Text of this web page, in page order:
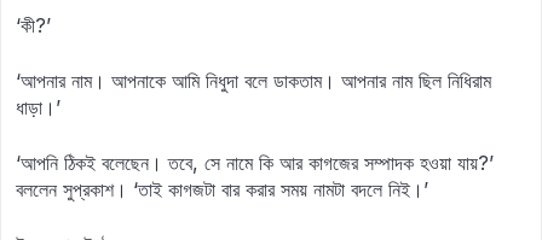
‘কী?’
‘আপনার নাম। আপনাকে আমি নিধুদা বলে ডাকতাম। আপনার নাম ছিল নিধিরাম
ধাড়া।’
‘আপনি ঠিকই বলেছেন। তবে, সে নামে কি আর কাগজের সম্পাদক হওয়া যায়?’
বললেন সুপ্রকাশ। ‘তাই কাগজটা বার করার সময় নামটা বদলে নিই।’